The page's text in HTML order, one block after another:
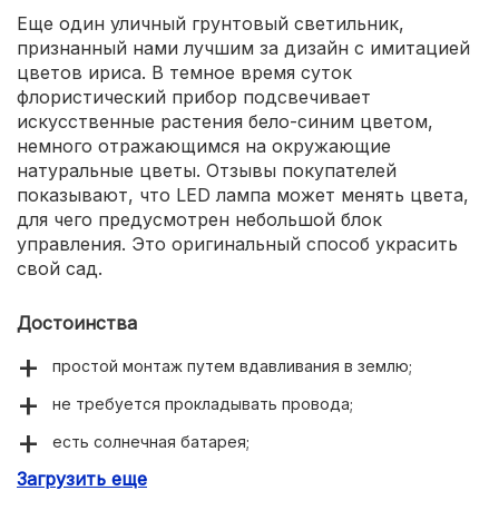
Еще один уличный грунтовый светильник,
признанный нами лучшим за дизайн с имитацией
цветов ириса. В темное время суток
флористический прибор подсвечивает
искусственные растения бело-синим цветом,
немного отражающимся на окружающие
натуральные цветы. Отзывы покупателей
показывают, что LED лампа может менять цвета,
для чего предусмотрен небольшой блок
управления. Это оригинальный способ украсить
свой сад.
Достоинства
простой монтаж путем вдавливания в землю;
не требуется прокладывать провода;
есть солнечная батарея;
встроенный датчик освещенности;
Загрузить еще